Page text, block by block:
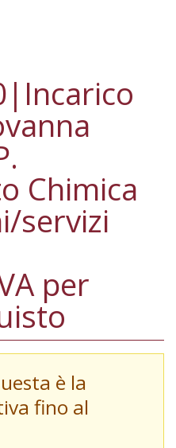
Chimica
servizi
per
è la
fino al